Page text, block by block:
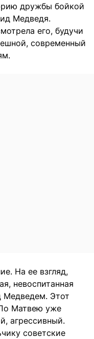
дружбы бойкой
Медведя.
его, будучи
современный
На ее взгляд,
невоспитанная
Медведем. Этот
Матвею уже
агрессивный.
советские